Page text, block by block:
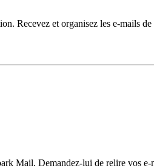
Recevez et organisez les e-mails
Mail. Demandez-lui de relire vos